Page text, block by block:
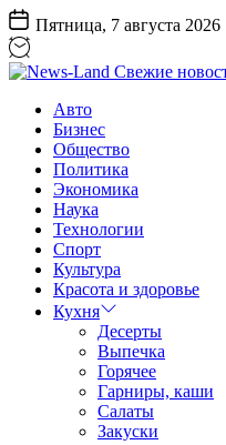
Перейти
к
содержанию
Пятница, 7 августа 2026
Land
Свежие
новости,
сводки
прогнозы
Авто
Бизнес
Общество
Политика
Экономика
Наука
Технологии
Спорт
Культура
Красота и здоровье
Кухня
Десерты
Выпечка
Горячее
Гарниры, каши
Салаты
Закуски